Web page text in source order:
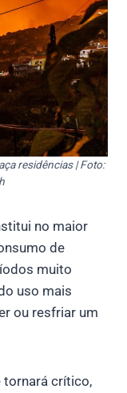
residências | Foto:
no maior
de
muito
uso mais
ou resfriar um
tornará crítico,